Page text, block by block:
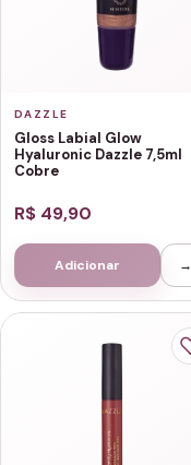
DAZZLE
Gloss Labial Glow
Hyaluronic Dazzle 7,5ml
Cobre
R$ 49,90
Adicionar →